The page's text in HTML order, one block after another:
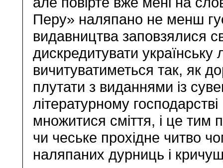
Перу» наляпано не менш
видавництва заповзялися
дискредитувати
вичитуватиметься так, як
плутати з виданнями із
літературному
множитися сміття, і це тим
чи чеське прохідне читво
наляпаних дурниць і